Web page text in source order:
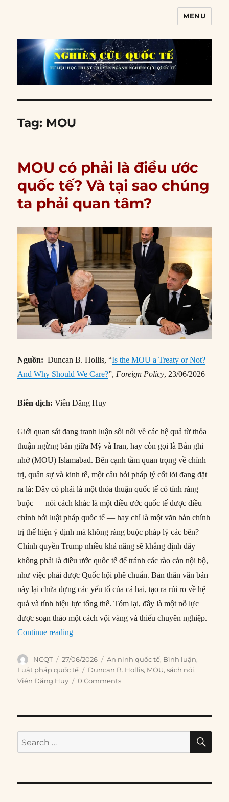
MENU
Tag: MOU
MOU có phải là điều ước
quốc tế? Và tại sao chúng
ta phải quan tâm?
Nguồn: Duncan B. Hollis, “Is the MOU a Treaty or Not?
And Why Should We Care?”, Foreign Policy, 23/06/2026
Biên dịch:Viên Đăng Huy
Giới quan sát đang tranh luận sôi nổi về các hệ quả từ thỏa
thuận ngừng bắn giữa Mỹ và Iran, hay còn gọi là Bản ghi
nhớ (MOU) Islamabad. Bên cạnh tầm quan trọng về chính
trị, quân sự và kinh tế, một câu hỏi pháp lý cốt lõi đang đặt
ra là: Đây có phải là một thỏa thuận quốc tế có tính ràng
buộc — nói cách khác là một điều ước quốc tế được điều
chỉnh bởi luật pháp quốc tế — hay chỉ là một văn bản chính
trị thể hiện ý định mà không ràng buộc pháp lý các bên?
Chính quyền Trump nhiều khả năng sẽ khẳng định đây
không phải là điều ước quốc tế để tránh các rào cản nội bộ,
như việc phải được Quốc hội phê chuẩn. Bản thân văn bản
này lại chứa đựng các yếu tố của cả hai, tạo ra rủi ro về hệ
quả và tính hiệu lực tổng thể. Tóm lại, đây là một nỗ lực
được soạn thảo một cách vội vàng và thiếu chuyên nghiệp.
Continue reading“MOU có phải là điều ước quốc tế? Và tại sao
Author
NCQT
Posted
on
27/06/2026 Categories
An ninh quốc tế, Bình luận,
Luật pháp quốc tế
Tags
Duncan B. Hollis, MOU,sách nói,
Viên Đăng Huy
0 Comments
Search
for: